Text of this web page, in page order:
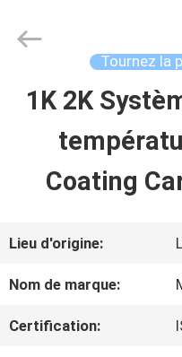
APERÇU
PRODUITS
VIDÉOS
Meklon
Tournez la
1K 2K
Coating
Lieu d'origine:
Nom de marque:
Certification: